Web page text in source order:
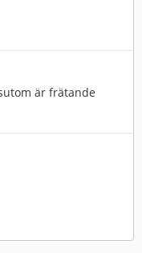
är frätande